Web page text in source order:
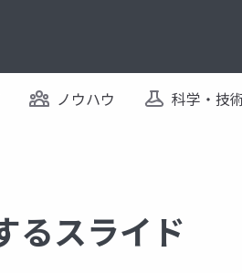
ノウハウ 科学・技
るスライド